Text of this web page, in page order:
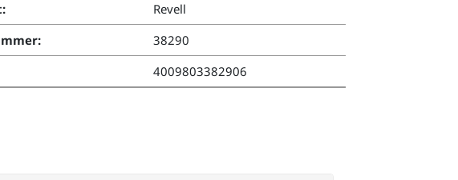
Revell
38290
4009803382906